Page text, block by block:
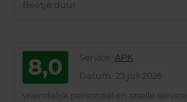
Beetje duur
8,0 Service APK
Datum : 23 juli 2026
vriendelijk personeel en snelle service